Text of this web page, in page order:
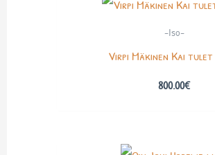
-Iso-
Virpi Mäkinen Kai
800.00€